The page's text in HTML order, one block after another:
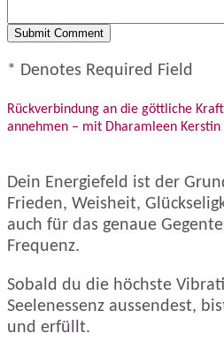
* Denotes Required Field
Rückverbindung an die göttliche
annehmen – mit Dharamleen Kerstin
Dein Energiefeld ist der
Frieden, Weisheit,
auch für das genaue
Frequenz.
Sobald du die höchste
Seelenessenz aussendest,
und erfüllt.